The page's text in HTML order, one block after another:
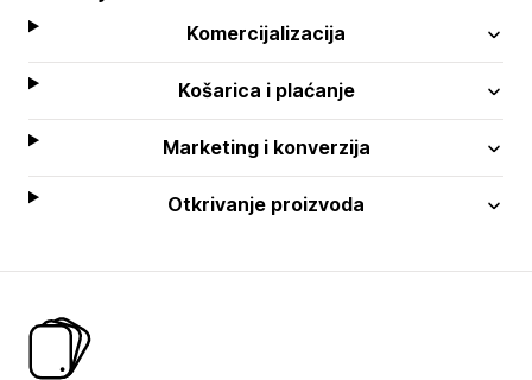
Komercijalizacija
Košarica i plaćanje
Marketing i konverzija
Otkrivanje proizvoda